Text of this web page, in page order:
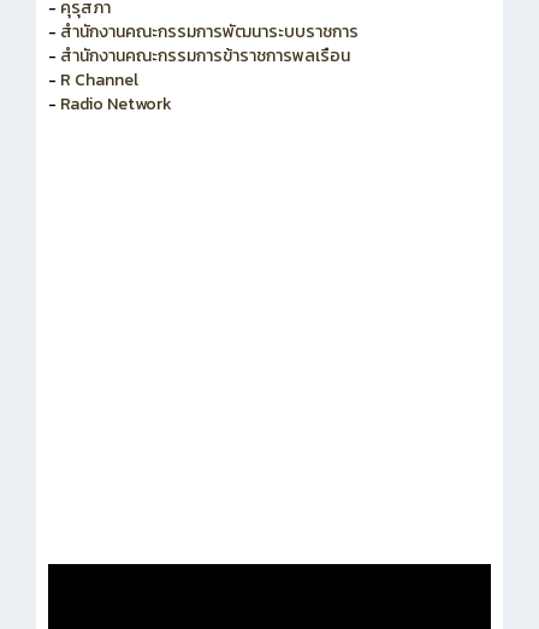
- คุรุสภา
- สำนักงานคณะกรรมการพัฒนาระบบราชการ
- สำนักงานคณะกรรมการข้าราชการพลเรือน
- R Channel
- Radio Network